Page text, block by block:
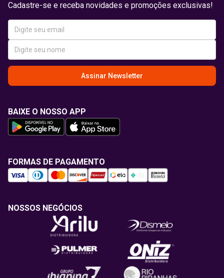
Cadastre-se e receba novidades e promoções exclusivas!
Assinar Newsletter
BAIXE O NOSSO APP
FORMAS DE PAGAMENTO
NOSSOS NEGÓCIOS